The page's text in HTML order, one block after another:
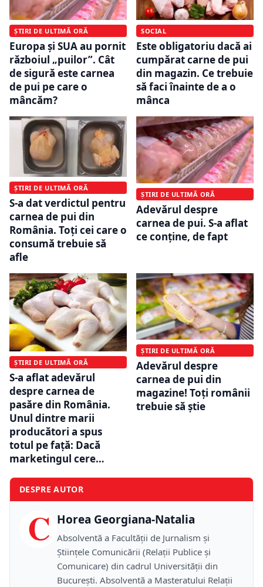
ȘTIRI DE ULTIMĂ ORĂ
Europa și SUA au pornit
războiul „puilor”. Cât
de sigură este carnea
de pui pe care o
mâncăm?
SOCIAL
Este obligatoriu dacă ai
cumpărat carne de pui
din magazin. Ce trebuie
să faci înainte de a o
mânca
ȘTIRI DE ULTIMĂ ORĂ
S-a dat verdictul pentru
carnea de pui din
România. Toți cei care o
consumă trebuie să
afle
ȘTIRI DE ULTIMĂ ORĂ
Adevărul despre
carnea de pui. S-a aflat
ce conține, de fapt
ȘTIRI DE ULTIMĂ ORĂ
S-a aflat adevărul
despre carnea de
pasăre din România.
Unul dintre marii
producători a spus
totul pe față: Dacă
marketingul cere…
ȘTIRI DE ULTIMĂ ORĂ
Adevărul despre
carnea de pui din
magazine! Toți românii
trebuie să știe
DESPRE AUTOR
C Horea Georgiana-Natalia
Absolventă a Facultății de Jurnalism și
Științele Comunicării (Relații Publice și
Comunicare) din cadrul Universității din
București. Absolventă a Masteratului Relații